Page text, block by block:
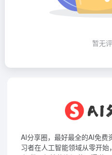
暂无
AI分享圈，最好最全的AI免费
习者在人工智能领域从零开